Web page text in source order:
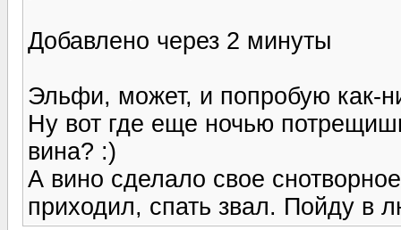
Добавлено через 2 минуты
Эльфи, может, и попробую как-
Ну вот где еще ночью
вина? :)
А вино сделало свое
приходил, спать звал. Пойду в